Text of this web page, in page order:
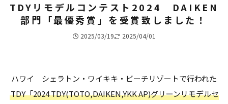
TDYリモデルコンテスト2024 DAIKEN
部門「最優秀賞」を受賞致しました！
2025/03/19 2025/04/01
ハワイ シェラトン・ワイキキ・ビーチリゾートで行われた
TDY「2024 TDY(TOTO,DAIKEN,YKK AP)グリーンリモデルセ